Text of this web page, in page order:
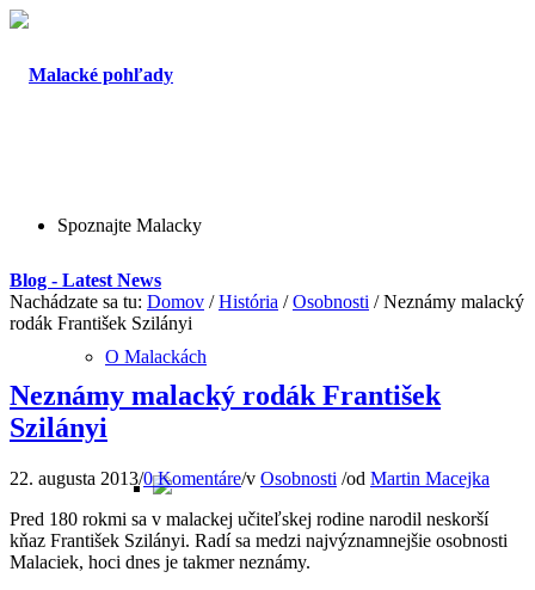
Spoznajte Malacky
O Malackách
Blog - Latest News
Nachádzate sa tu: Domov / História / Osobnosti / Neznámy malacký
rodák František Szilányi
Neznámy malacký rodák František
Szilányi
22. augusta 2013/0 Komentáre/v Osobnosti /od Martin Macejka
Pred 180 rokmi sa v malackej učiteľskej rodine narodil neskorší
kňaz František Szilányi. Radí sa medzi najvýznamnejšie osobnosti
Malaciek, hoci dnes je takmer neznámy.